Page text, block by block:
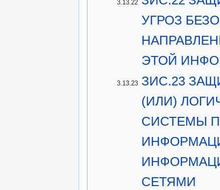
3.13.22
УГРОЗ
ЭТОЙ
3.13.23 ЗИС.23
(ИЛИ)
СИСТЕМЫ
СЕТЯМИ